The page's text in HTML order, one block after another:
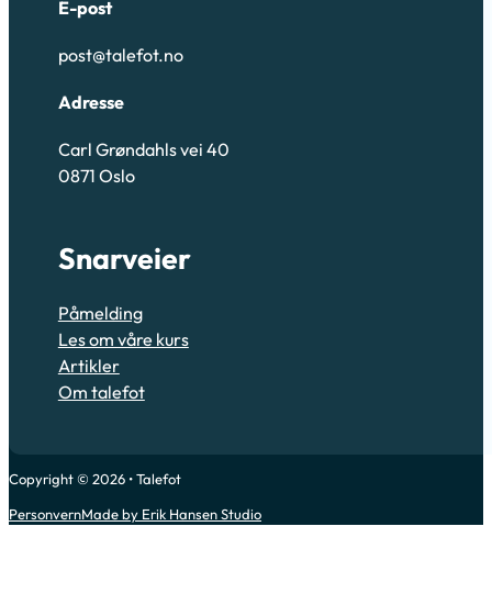
E-post
post@talefot.no
Adresse
Carl Grøndahls vei 40
0871 Oslo
Snarveier
Påmelding
Les om våre kurs
Artikler
Om talefot
Copyright © 2026 • Talefot
PersonvernMade by Erik Hansen Studio